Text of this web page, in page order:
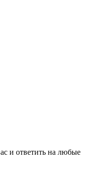
и ответить на любые